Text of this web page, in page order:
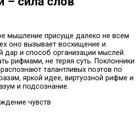
мышление присуще далеко не всем
оно вызывает восхищение и
дар и способ организации мыслей.
рифмами, не теряя суть. Поклонники
талантливых поэтов по
яркой идее, виртуозной рифме и
и подсознание.
чувств